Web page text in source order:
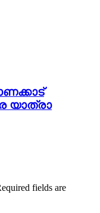
യാത്രാ
fields are